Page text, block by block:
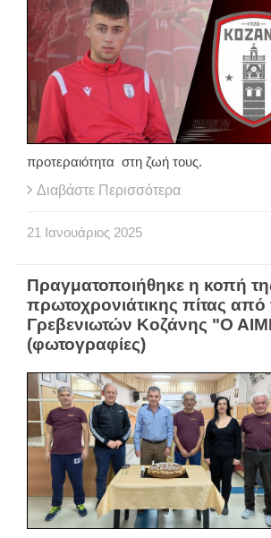
προτεραιότητα στη ζωή τους.
Διαβάστε Περισσότερα
21 Ιανουάριος 2025
Πραγματοποιήθηκε η κοπή
πρωτοχρονιάτικης πίτας
Γρεβενιωτών Κοζάνης "Ο
(φωτογραφίες)